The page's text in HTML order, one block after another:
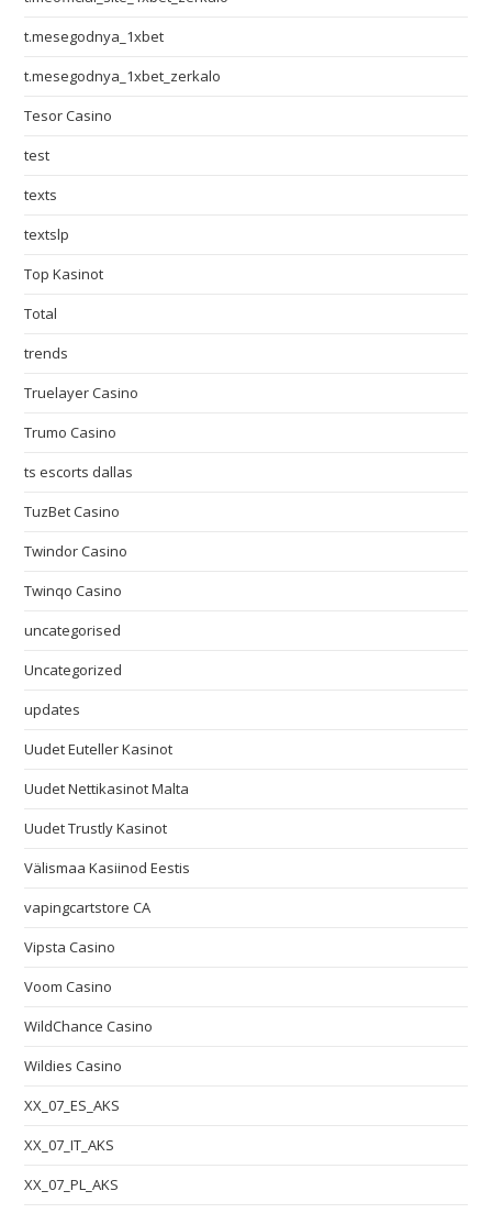
t.mesegodnya_1xbet
t.mesegodnya_1xbet_zerkalo
Tesor Casino
test
texts
textslp
Top Kasinot
Total
trends
Truelayer Casino
Trumo Casino
ts escorts dallas
TuzBet Casino
Twindor Casino
Twinqo Casino
uncategorised
Uncategorized
updates
Uudet Euteller Kasinot
Uudet Nettikasinot Malta
Uudet Trustly Kasinot
Välismaa Kasiinod Eestis
vapingcartstore CA
Vipsta Casino
Voom Casino
WildChance Casino
Wildies Casino
XX_07_ES_AKS
XX_07_IT_AKS
XX_07_PL_AKS